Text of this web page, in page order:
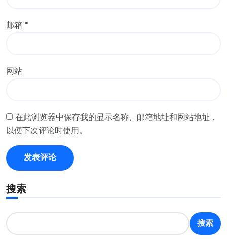
邮箱 *
网站
在此浏览器中保存我的显示名称、邮箱地址和网站地址，
以便下次评论时使用。
搜索
搜索